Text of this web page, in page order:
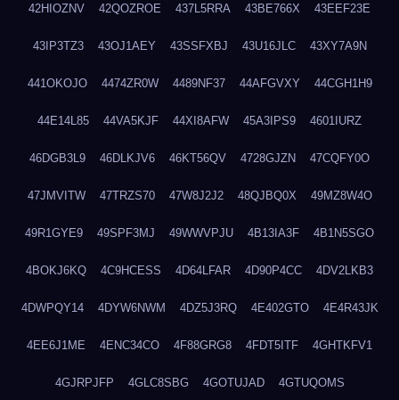
42HIOZNV 42QOZROE 437L5RRA 43BE766X 43EEF23E
43IP3TZ3 43OJ1AEY 43SSFXBJ 43U16JLC 43XY7A9N
441OKOJO 4474ZR0W 4489NF37 44AFGVXY 44CGH1H9
44E14L85 44VA5KJF 44XI8AFW 45A3IPS9 4601IURZ
46DGB3L9 46DLKJV6 46KT56QV 4728GJZN 47CQFY0O
47JMVITW 47TRZS70 47W8J2J2 48QJBQ0X 49MZ8W4O
49R1GYE9 49SPF3MJ 49WWVPJU 4B13IA3F 4B1N5SGO
4BOKJ6KQ 4C9HCESS 4D64LFAR 4D90P4CC 4DV2LKB3
4DWPQY14 4DYW6NWM 4DZ5J3RQ 4E402GTO 4E4R43JK
4EE6J1ME 4ENC34CO 4F88GRG8 4FDT5ITF 4GHTKFV1
4GJRPJFP 4GLC8SBG 4GOTUJAD 4GTUQOMS